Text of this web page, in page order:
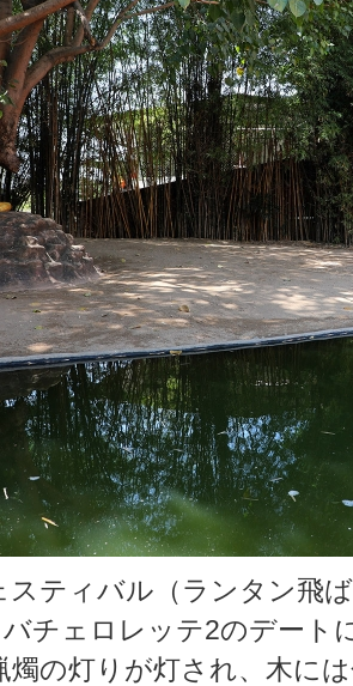
スティバル（ランタン飛
チェロレッテ2のデート
燭の灯りが灯され、木に